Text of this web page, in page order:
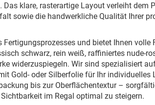
klare, rasterartige Layout verleiht dem
sowie die handwerkliche Qualität Ihrer
und bietet Ihnen volle
schwarz, rein weiß, raffiniertes nude-
widerzuspiegeln. Wir sind spezialisiert
Gold- oder Silberfolie für Ihr individuelles
bis zur Oberflächentextur –
im Regal optimal zu steigern.